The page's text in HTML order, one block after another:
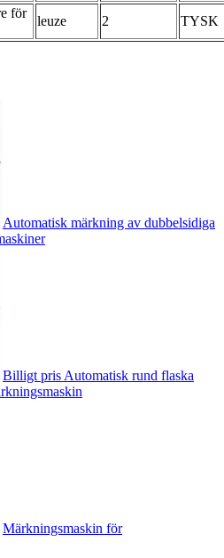
för
leuze 2 TYSK
Automatisk märkning av dubbelsidiga
Billigt pris Automatisk rund flaska
Märkningsmaskin för